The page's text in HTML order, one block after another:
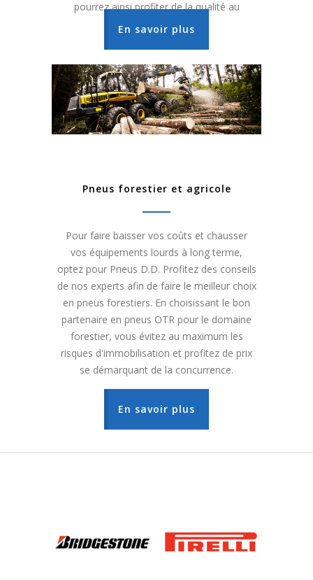
pourrez ainsi profiter de la qualité au
meilleur prix.
En savoir plus
Pneus forestier et agricole
Pour faire baisser vos coûts et chausser
vos équipements lourds à long terme,
optez pour Pneus D.D. Profitez des conseils
de nos experts afin de faire le meilleur choix
en pneus forestiers. En choisissant le bon
partenaire en pneus OTR pour le domaine
forestier, vous évitez au maximum les
risques d'immobilisation et profitez de prix
se démarquant de la concurrence.
En savoir plus